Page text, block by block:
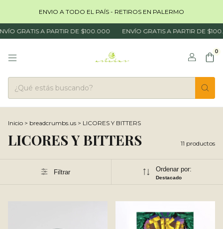
ENVIO A TODO EL PAÍS - RETIROS EN PALERMO
A PARTIR DE $100.000 ENVÍO GRATIS A PARTIR DE $100.000
0
Inicio > breadcrumbs.us > LICORES Y BITTERS
LICORES Y BITTERS 11 productos
Filtrar Ordenar por:
Destacado